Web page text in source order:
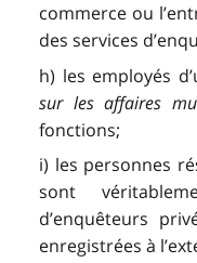
commerce ou
des services
h) les employés
sur les affaires
fonctions;
i) les personnes
sont
d’enquêteurs
enregistrées à